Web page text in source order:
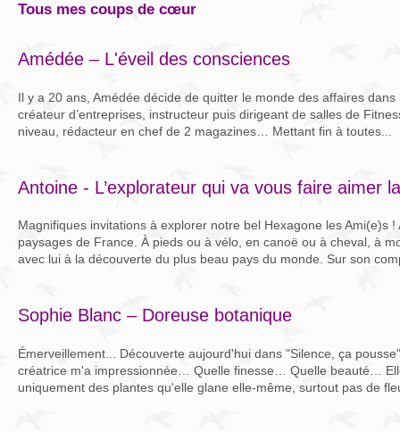
tous mes coups de cœur
Amédée – L'éveil des consciences
Il y a 20 ans, Amédée décide de quitter le monde des affaires
créateur d’entreprises, instructeur puis dirigeant de salles de
niveau, rédacteur en chef de 2 magazines… Mettant fin à toutes...
Antoine - L’explorateur qui va vous faire aimer
Magnifiques invitations à explorer notre bel Hexagone les Ami(e)s
paysages de France. À pieds ou à vélo, en canoë ou à cheval, à
avec lui à la découverte du plus beau pays du monde. Sur son
Sophie Blanc – Doreuse botanique
Émerveillement... Découverte aujourd'hui dans "Silence, ça
créatrice m'a impressionnée… Quelle finesse… Quelle beauté…
uniquement des plantes qu'elle glane elle-même, surtout pas de